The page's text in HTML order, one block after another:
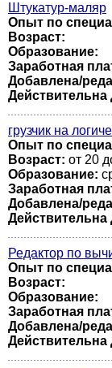
Штукатур-маляр
Опыт по
Возраст:
Образование:
Заработная
Добавлена/
Действительна
грузчик на
Опыт по
Возраст: от 20
Образование:
Заработная
Добавлена/
Действительна
Редактор по
Опыт по
Возраст:
Образование:
Заработная
Добавлена/
Действительна